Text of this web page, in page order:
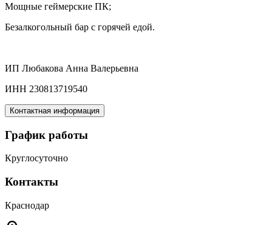
Мощные геймерские ПК;
Безалкогольный бар с горячей едой.
ИП Любакова Анна Валерьевна
ИНН 230813719540
Контактная информация
График работы
Круглосуточно
Контакты
Краснодар